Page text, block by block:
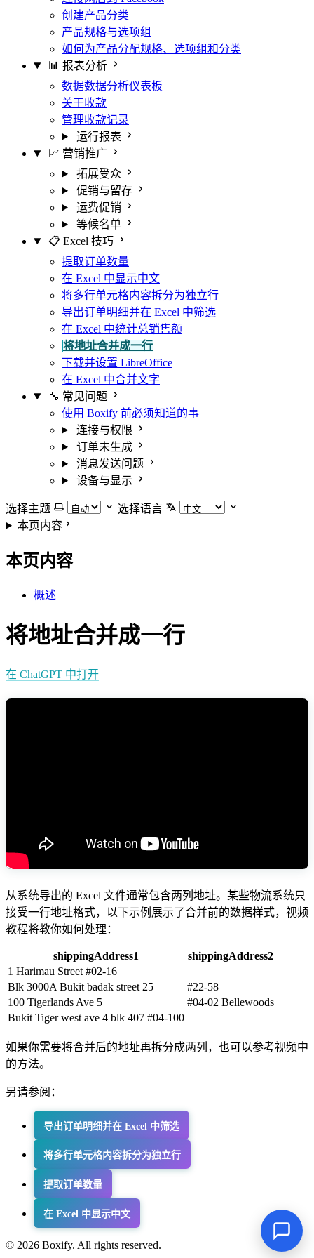
创建产品分类
产品规格与选项组
如何为产品分配规格、选项组和分类
📊 报表分析
数据数据分析仪表板
关于收款
管理收款记录
运行报表
📈 营销推广
拓展受众
促销与留存
运费促销
等候名单
📋 Excel 技巧
提取订单数量
在 Excel 中显示中文
将多行单元格内容拆分为独立行
导出订单明细并在 Excel 中筛选
在 Excel 中统计总销售额
将地址合并成一行
下载并设置 LibreOffice
在 Excel 中合并文字
🔧 常见问题
使用 Boxify 前必须知道的事
连接与权限
订单未生成
消息发送问题
设备与显示
选择主题
选择语言
本页内容
本页内容
概述
将地址合并成一行
在 ChatGPT 中打开
从系统导出的 Excel 文件通常包含两列地址。某些物流系统只
接受一行地址格式，以下示例展示了合并前的数据样式，视频
教程将教你如何处理：
shippingAddress1
shippingAddress2
1 Harimau Street #02-16
Blk 3000A Bukit badak street 25
#22-58
100 Tigerlands Ave 5
#04-02 Bellewoods
Bukit Tiger west ave 4 blk 407 #04-100
如果你需要将合并后的地址再拆分成两列，也可以参考视频中
的方法。
另请参阅：
导出订单明细并在 Excel 中筛选
将多行单元格内容拆分为独立行
提取订单数量
在 Excel 中显示中文
© 2026 Boxify. All rights reserved.